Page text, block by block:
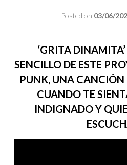
Posted on 03/06/
‘GRITA
SENCILLO DE ESTE
PUNK, UNA CANCIÓN
CUANDO TE
INDIGNADO Y